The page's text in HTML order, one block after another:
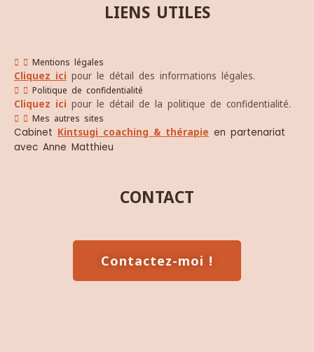
LIENS UTILES
Mentions légales
Cliquez ici pour le détail des informations légales.
Politique de confidentialité
Cliquez ici pour le détail de la politique de confidentialité.
Mes autres sites
Cabinet Kintsugi coaching & thérapie en partenariat
avec Anne Matthieu
CONTACT
Contactez-moi !